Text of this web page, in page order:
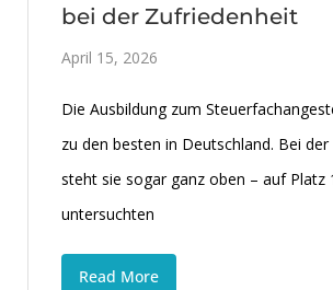
bei der Zufriedenheit
April 15, 2026
Die Ausbildung zum
zu den besten in Deutschland. Bei
steht sie sogar ganz oben – auf Platz
untersuchten
Read More